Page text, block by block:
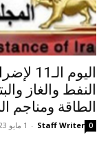
اليوم
النفط والغاز
الطاقة ومناجم
Staff Writer
- 1 مايو 2023 0